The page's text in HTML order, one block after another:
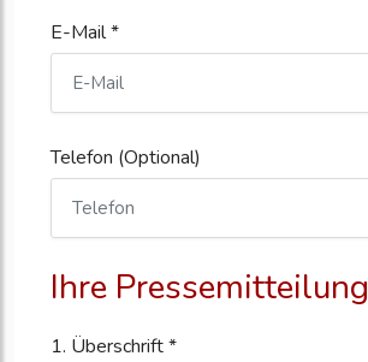
E-Mail *
Telefon (Optional)
Ihre Pressemitteilung
1. Überschrift *